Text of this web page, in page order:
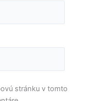
stránku v tomto